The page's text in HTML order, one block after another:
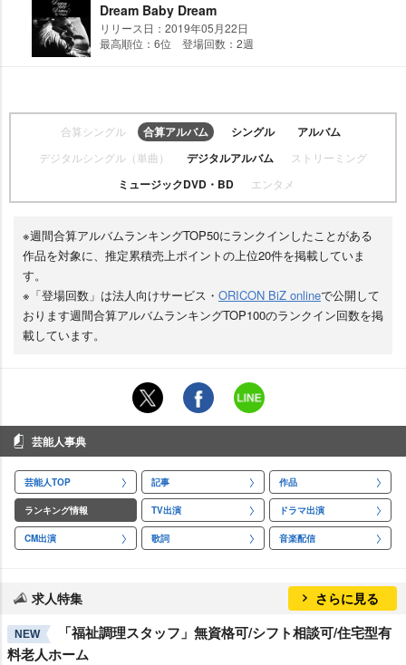
Dream Baby Dream
リリース日：2019年05月22日
最高順位：6位 登場回数：2週
合算シングル 合算アルバム シングル アルバム
デジタルシングル（単曲） デジタルアルバム ストリーミング
ミュージックDVD・BD エンタメ
※週間合算アルバムランキングTOP50にランクインしたことがある
作品を対象に、推定累積売上ポイントの上位20件を掲載していま
す。
※「登場回数」は法人向けサービス・ ORICON BiZ onlineで公開して
おります週間合算アルバムランキングTOP100のランクイン回数を掲
載しています。
芸能人事典
芸能人TOP 記事 作品
ランキング情報 TV出演 ドラマ出演
CM出演 歌詞 音楽配信
求人特集 さらに見る
NEW
「福祉調理スタッフ」無資格可/シフト相談可/住宅型有
料老人ホーム